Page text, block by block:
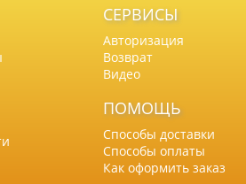
СЕРВИСЫ
Авторизация
Возврат
Видео
ПОМОЩЬ
Способы доставки
Способы оплаты
Как оформить заказ